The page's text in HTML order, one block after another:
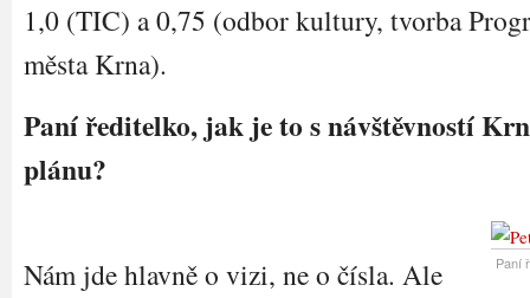
1,0 (TIC) a 0,75 (odbor kultury, tvorba
města Krna).
Paní ředitelko, jak je to s návštěvností
plánu?
Paní
Nám jde hlavně o vizi, ne o čísla. Ale